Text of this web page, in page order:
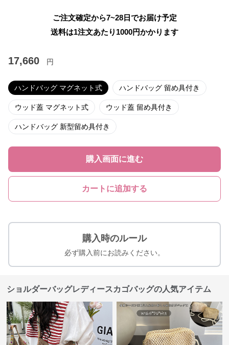
ご注文確定から7~28日でお届け予定
送料は1注文あたり 1000円かかります
17,660 円
ハンドバッグ マグネット式 ハンドバッグ 留め具付き
ウッド蓋 マグネット式 ウッド蓋 留め具付き
ハンドバッグ 新型留め具付き
購入画面に進む
カートに追加する
購入時のルール
必ず購入前にお読みください。
ショルダーバッグレディースカゴバッグの人気アイテム